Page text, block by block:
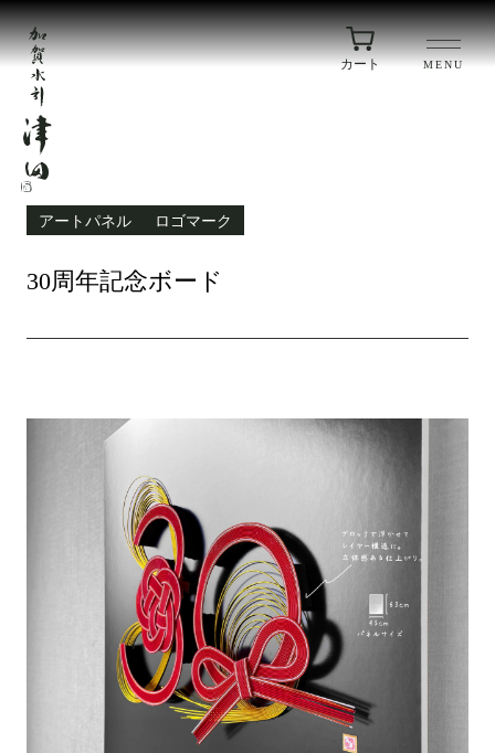
MENU
カート
アートパネル ロゴマーク
30周年記念ボード